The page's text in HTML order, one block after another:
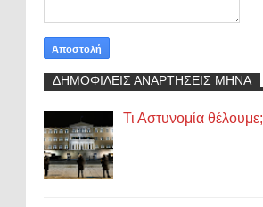
ΔΗΜΟΦΙΛΕΙΣ ΑΝΑΡΤΗΣΕΙΣ ΜΗΝΑ
Τι Αστυνομία θέλουμε;